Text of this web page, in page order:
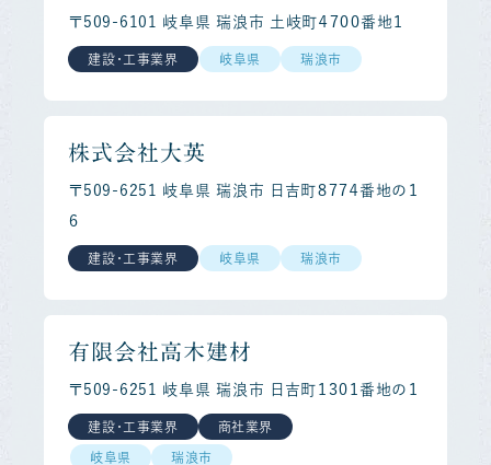
〒509-6101 岐阜県 瑞浪市 土岐町４７００番地１
建設・工事業界 岐阜県 瑞浪市
株式会社大英
〒509-6251 岐阜県 瑞浪市 日吉町８７７４番地の１
６
建設・工事業界 岐阜県 瑞浪市
有限会社高木建材
〒509-6251 岐阜県 瑞浪市 日吉町１３０１番地の１
建設・工事業界 商社業界
岐阜県 瑞浪市